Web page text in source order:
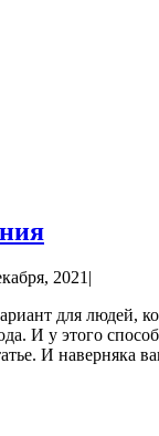
2021|
для людей,
И у этого
И наверняка